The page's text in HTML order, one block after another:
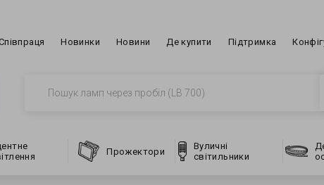
Новинки Новини Де купити Підтримка
Прожектори
Вуличні
світильники